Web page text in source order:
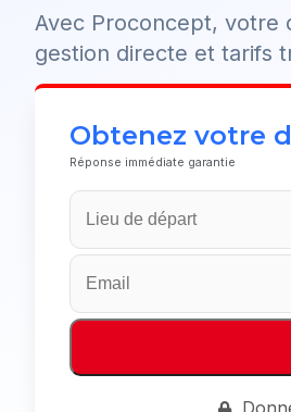
Avec Proconcept, votre
gestion directe et tarifs
Obtenez votre
Réponse immédiate garantie